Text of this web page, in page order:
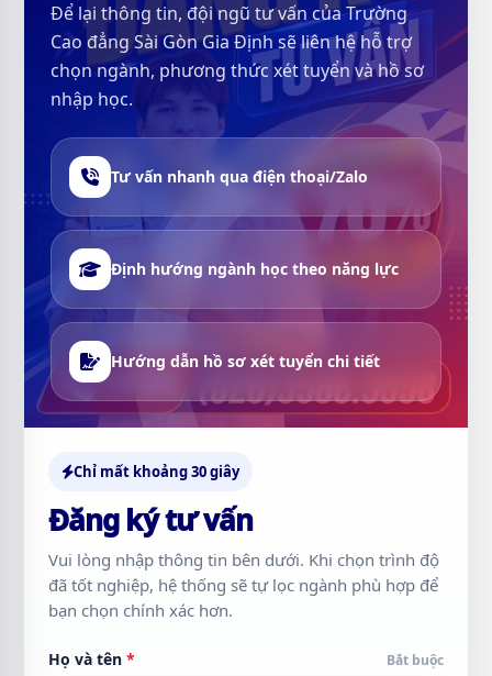
Để lại thông tin, đội ngũ tư vấn của Trường
Cao đẳng Sài Gòn Gia Định sẽ liên hệ hỗ trợ
chọn ngành, phương thức xét tuyển và hồ sơ
nhập học.
Tư vấn nhanh qua điện thoại/Zalo
Định hướng ngành học theo năng lực
Hướng dẫn hồ sơ xét tuyển chi tiết
Chỉ mất khoảng 30 giây
Đăng ký tư vấn
Vui lòng nhập thông tin bên dưới. Khi chọn trình độ
đã tốt nghiệp, hệ thống sẽ tự lọc ngành phù hợp để
bạn chọn chính xác hơn.
Họ và tên * Bắt buộc